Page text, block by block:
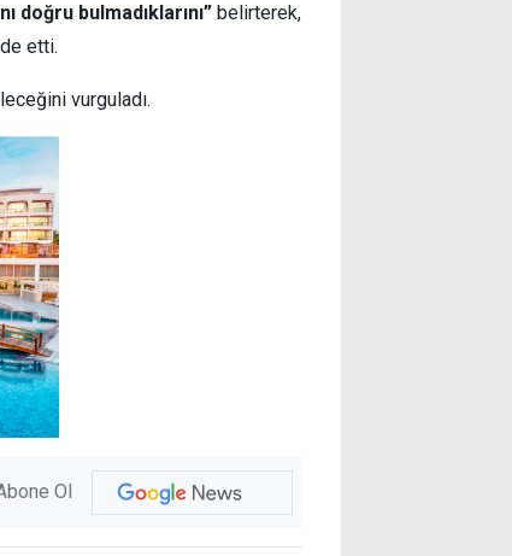
doğru bulmadıklarını” belirterek,
etti.
vurguladı.
Ol